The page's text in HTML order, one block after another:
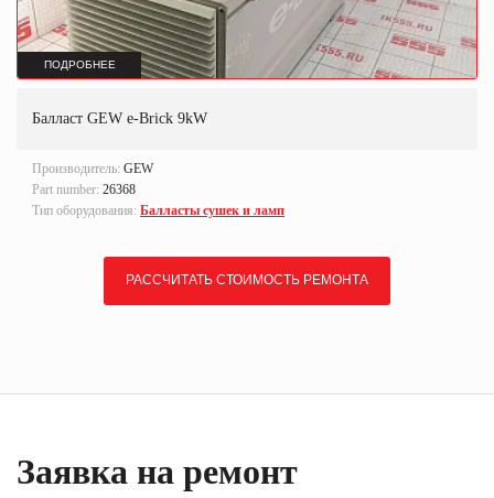
ПОДРОБНЕЕ
Балласт GEW e-Brick 9kW
Производитель: GEW
Part number: 26368
Тип оборудования: Балласты сушек и ламп
РАССЧИТАТЬ СТОИМОСТЬ РЕМОНТА
Заявка на ремонт